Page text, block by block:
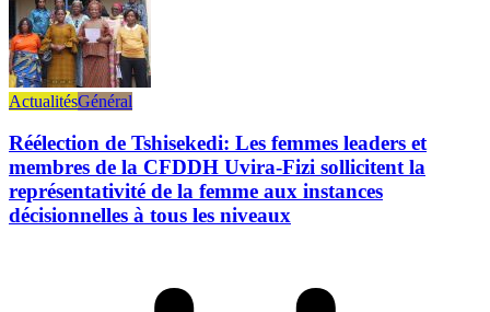
ActualitésGénéral
Réélection de Tshisekedi: Les femmes leaders et
membres de la CFDDH Uvira-Fizi sollicitent la
représentativité de la femme aux instances
décisionnelles à tous les niveaux